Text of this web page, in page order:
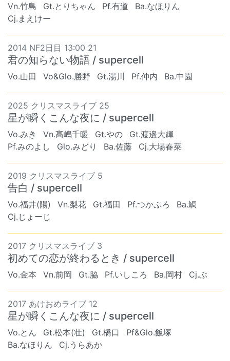
Vn.竹島 Gt.とりちゃん Pf.有道
Ba.なほりん
Cj.まえけー
2014 NF2日目 13:00 21
君の知らない物語 / supercell
Vo.山田 Vo&Glo.勝野 Gt.湯川 Pf.仲内 Ba.中園
2025 クリスマスライブ 25
星が瞬くこんな夜に / supercell
Vo.みき Vn.髙嶋千暖 Gt.やの
Gt.渡邉大輝
Pf.みのよし
Glo.みどり Ba.佐藤 Cj.大場春菜
2019 クリスマスライブ 5
告白 / supercell
Vo.福井(陽) Vn.梨花 Gt.福田 Pf.つかぷろ
Ba.鯛
Cj.じょーじ
2017 クリスマスライブ 3
初めての恋が終わるとき / supercell
Vo.金本 Vn.前岡 Gt.脇 Pf.いしころ Ba.岡村 Cj.ぶ
2017 あけおめライブ 12
星が瞬くこんな夜に / supercell
Vo.とん Gt.松本(壮) Gt.橋口
Pf&Glo.飯塚
Ba.なほりん
Cj.うらあか